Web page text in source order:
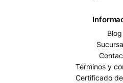
Blog
Términos y
Certificado